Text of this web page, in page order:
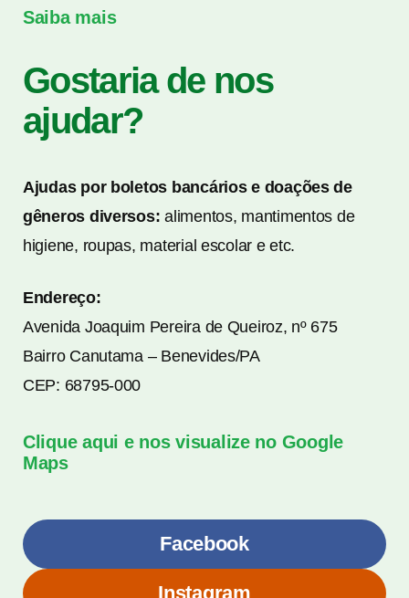
Saiba mais
Gostaria de nos
ajudar?
Ajudas por boletos bancários e doações de
gêneros diversos: alimentos, mantimentos de
higiene, roupas, material escolar e etc.
Endereço:
Avenida Joaquim Pereira de Queiroz, nº 675
Bairro Canutama – Benevides/PA
CEP: 68795-000
Clique aqui e nos visualize no Google
Maps
Facebook
Instagram